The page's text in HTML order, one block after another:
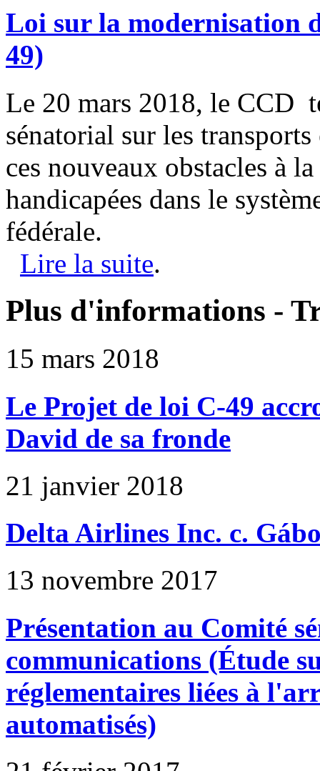
Loi sur la modernisation
49)
Le 20 mars 2018, le CCD
sénatorial sur les
ces nouveaux obstacles à
handicapées dans le
fédérale.
Lire la suite.
Plus d'informations -
15 mars 2018
Le Projet de loi C-49
David de sa fronde
21 janvier 2018
Delta Airlines Inc. c.
13 novembre 2017
Présentation au Comité
communications (Étude
réglementaires liées à
automatisés)